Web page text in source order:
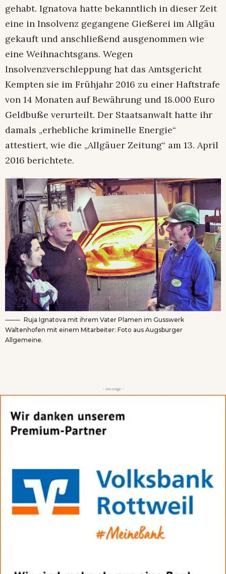
gehabt. Ignatova hatte bekanntlich in dieser Zeit
eine in Insolvenz gegangene Gießerei im Allgäu
gekauft und anschließend ausgenommen wie
eine Weihnachtsgans. Wegen
Insolvenzverschleppung hat das Amtsgericht
Kempten sie im Frühjahr 2016 zu einer Haftstrafe
von 14 Monaten auf Bewährung und 18.000 Euro
Geldbuße verurteilt. Der Staatsanwalt hatte ihr
damals „erhebliche kriminelle Energie“
attestiert, wie die „Allgäuer Zeitung“ am 13. April
2016 berichtete.
Ruja Ignatova mit ihrem Vater Plamen im Gusswerk
Waltenhofen mit einem Mitarbeiter: Foto aus Augsburger
Allgemeine.
- Anzeige -